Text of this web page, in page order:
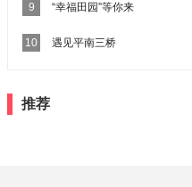
9 “幸福田园”等你来
10 遇见平南三桥
推荐